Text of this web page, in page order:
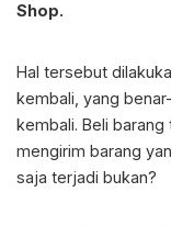
Shop.
Hal tersebut
kembali, yang
kembali. Beli
mengirim barang
saja terjadi bukan?